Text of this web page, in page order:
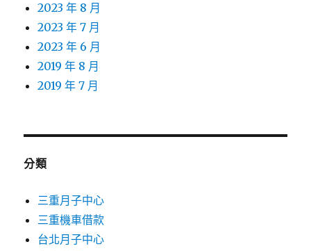
2023 年 8 月
2023 年 7 月
2023 年 6 月
2019 年 8 月
2019 年 7 月
分類
三重月子中心
三重機車借款
台北月子中心